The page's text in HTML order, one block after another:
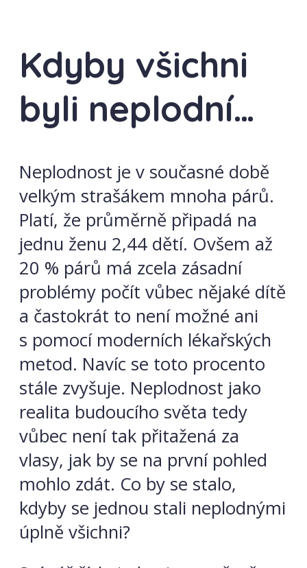
Kdyby všichni
byli neplodní…
Neplodnost je v současné době
velkým strašákem mnoha párů.
Platí, že průměrně připadá na
jednu ženu 2,44 dětí. Ovšem až
20 % párů má zcela zásadní
problémy počít vůbec nějaké dítě
a častokrát to není možné ani
s pomocí moderních lékařských
metod. Navíc se toto procento
stále zvyšuje. Neplodnost jako
realita budoucího světa tedy
vůbec není tak přitažená za
vlasy, jak by se na první pohled
mohlo zdát. Co by se stalo,
kdyby se jednou stali neplodnými
úplně všichni?